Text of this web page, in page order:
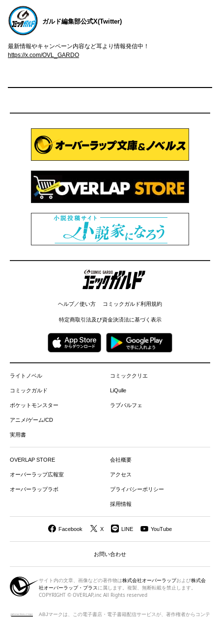
ガルド編集部公式X(Twitter)
最新情報やキャンペーン内容など耳より情報発信中！
https://x.com/OVL_GARDO
コミックガルド
ヘルプ／使い方 コミックガルド利用規約
特定商取引法及び資金決済法に基づく表示
ライトノベル
コミックガルド
ポケットモンスター
アニメ/ゲーム/CD
実用書
コミッククリエ
LiQulle
ラブパルフェ
OVERLAP STORE
オーバーラップ広報室
オーバーラップラボ
会社概要
アクセス
プライバシーポリシー
採用情報
Facebook X LINE YouTube
お問い合わせ
サイト内の文章、画像などの著作物は株式会社オーバーラップおよび株式会
社オーバーラップ・プラス に属します。複製、無断転載を禁止します。
COPYRIGHT © OVERLAP,inc All Rights reserved
ABJマークは、この電子書店・電子書籍配信サービスが、著作権者からコンテ